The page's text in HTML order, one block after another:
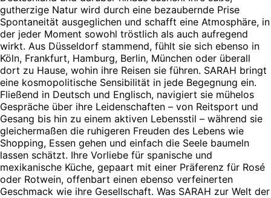
gutherzige Natur wird durch eine bezaubernde Prise
Spontaneität ausgeglichen und schafft eine Atmosphäre, in
der jeder Moment sowohl tröstlich als auch aufregend
wirkt. Aus Düsseldorf stammend, fühlt sie sich ebenso in
Köln, Frankfurt, Hamburg, Berlin, München oder überall
dort zu Hause, wohin ihre Reisen sie führen. SARAH bringt
eine kosmopolitische Sensibilität in jede Begegnung ein.
Fließend in Deutsch und Englisch, navigiert sie mühelos
Gespräche über ihre Leidenschaften – von Reitsport und
Gesang bis hin zu einem aktiven Lebensstil – während sie
gleichermaßen die ruhigeren Freuden des Lebens wie
Shopping, Essen gehen und einfach die Seele baumeln
lassen schätzt. Ihre Vorliebe für spanische und
mexikanische Küche, gepaart mit einer Präferenz für Rosé
oder Rotwein, offenbart einen ebenso verfeinerten
Geschmack wie ihre Gesellschaft. Was SARAH zur Welt der